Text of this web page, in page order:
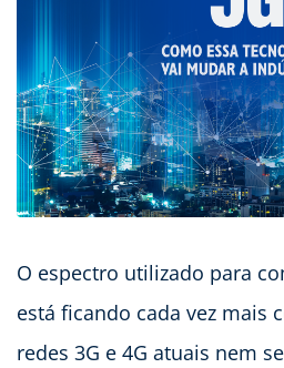
O espectro utilizado para
está ficando cada vez mais
redes 3G e 4G atuais nem